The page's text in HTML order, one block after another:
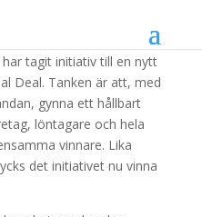
tagit initiativ till en nytt
Deal. Tanken är att, med
gynna ett hållbart
löntagare och hela
vinnare. Lika
det initiativet nu vinna